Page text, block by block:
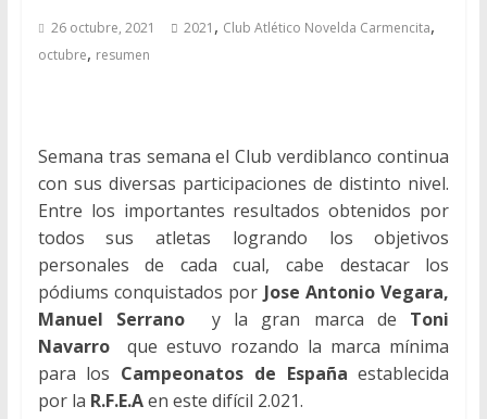
26 octubre, 2021 2021 , Club Atlético Novelda Carmencita,
octubre, resumen
Semana tras semana el Club verdiblanco continua
con sus diversas participaciones de distinto nivel.
Entre los importantes resultados obtenidos por
todos sus atletas logrando los objetivos
personales de cada cual, cabe destacar los
pódiums conquistados por Jose Antonio Vegara,
Manuel Serrano y la gran marca de Toni
Navarroque estuvo rozando la marca mínima
para los Campeonatos de España establecida
por la R.F.E.Aen este difícil 2.021.